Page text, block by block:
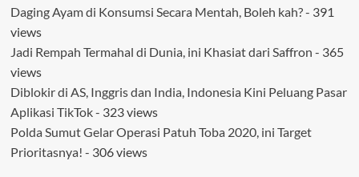
Daging Ayam di Konsumsi Secara Mentah, Boleh kah?- 391
views
Jadi Rempah Termahal di Dunia, ini Khasiat dari Saffron - 365
views
Diblokir di AS, Inggris dan India, Indonesia Kini Peluang Pasar
Aplikasi TikTok- 323 views
Polda Sumut Gelar Operasi Patuh Toba 2020, ini Target
Prioritasnya! - 306 views